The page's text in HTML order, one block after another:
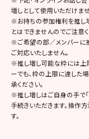
増しとして使用いただけませ
※お持ちの参加権利を推し
とはできませんのでご注意く
※ご希望の部／メンバーに
ご対応いたしません。
※推し増し可能な枠には上
ーでも、枠の上限に達した
承ください。
※推し増しはご自身の手で
手続きいただきます。操作
す。